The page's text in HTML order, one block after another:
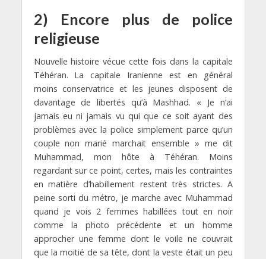
2) Encore plus de police
religieuse
Nouvelle histoire vécue cette fois dans la capitale
Téhéran. La capitale Iranienne est en général
moins conservatrice et les jeunes disposent de
davantage de libertés qu’à Mashhad. « Je n’ai
jamais eu ni jamais vu qui que ce soit ayant des
problèmes avec la police simplement parce qu’un
couple non marié marchait ensemble » me dit
Muhammad, mon hôte à Téhéran. Moins
regardant sur ce point, certes, mais les contraintes
en matière d’habillement restent très strictes. A
peine sorti du métro, je marche avec Muhammad
quand je vois 2 femmes habillées tout en noir
comme la photo précédente et un homme
approcher une femme dont le voile ne couvrait
que la moitié de sa tête, dont la veste était un peu